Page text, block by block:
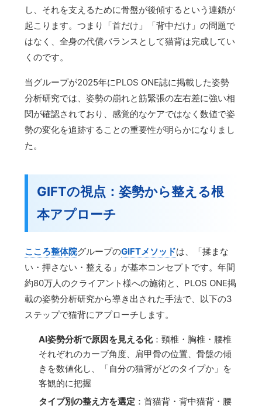
し、それを支えるために骨盤が後傾するという連鎖が
起こります。つまり「首だけ」「背中だけ」の問題で
はなく、全身の代償バランスとして猫背は完成してい
くのです。
当グループが2025年にPLOS ONE誌に掲載した姿勢
分析研究では、姿勢の崩れと筋緊張の左右差に強い相
関が確認されており、感覚的なケアではなく数値で姿
勢の変化を追跡することの重要性が明らかになりまし
た。
GIFTの視点：姿勢から整える根
本アプローチ
こころ整体院グループのGIFTメソッドは、「揉まな
い・押さない・整える」が基本コンセプトです。年間
約80万人のクライアント様への施術と、PLOS ONE掲
載の姿勢分析研究から導き出された手法で、以下の3
ステップで猫背にアプローチします。
AI姿勢分析で原因を見える化：頸椎・胸椎・腰椎
それぞれのカーブ角度、肩甲骨の位置、骨盤の傾
きを数値化し、「自分の猫背がどのタイプか」を
客観的に把握
タイプ別の整え方を選定 ：首猫背・背中猫背・腰